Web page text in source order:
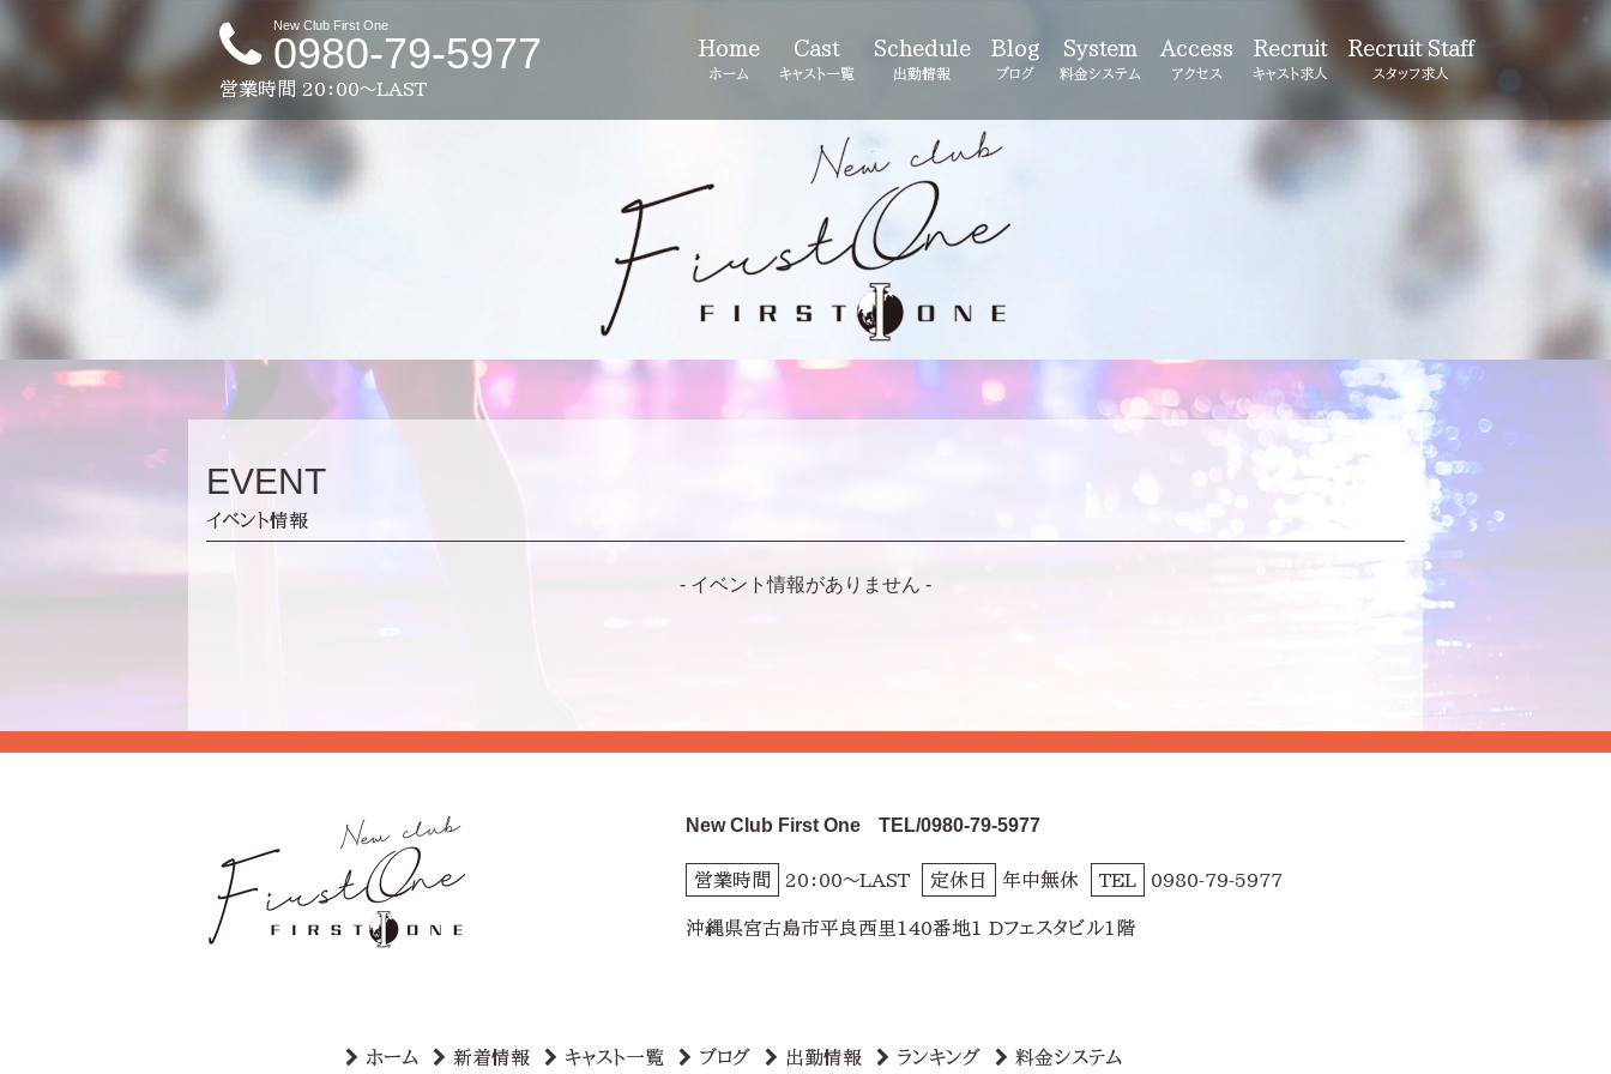
New Club First One
0980-79-5977
営業時間 20：00～LAST
Home
ホーム
Cast
キャスト一覧
Schedule
出勤情報
Blog
ブログ
System
料金システム
Access
アクセス
Recruit
キャスト求人
Recruit Staff
スタッフ求人
EVENT
イベント情報
- イベント情報がありません -
New Club First One TEL/0980-79-5977
営業時間 20：00～LAST 定休日 年中無休 TEL 0980-79-5977
沖縄県宮古島市平良西里140番地1 Dフェスタビル1階
ホーム 新着情報 キャスト一覧 ブログ 出勤情報 ランキング 料金システム